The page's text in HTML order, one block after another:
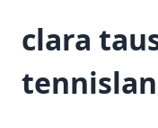
clara